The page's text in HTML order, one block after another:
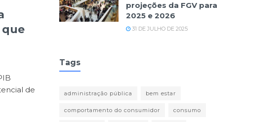
que
de
projeções da FGV para
2025 e 2026
31 DE JULHO DE 2025
Tags
administração pública bem estar
comportamento do consumidor consumo